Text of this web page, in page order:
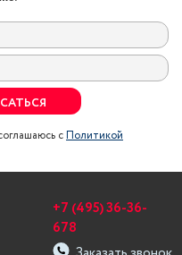
сПолитикой
+7 (495) 36-36-
678